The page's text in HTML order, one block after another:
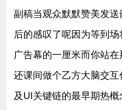
副稿当观众默默赞美发
后的感叹了呢因为等到
广告幕的一厘米而你站
还课间做个乙方大脑交
及UI关键链的最早期热